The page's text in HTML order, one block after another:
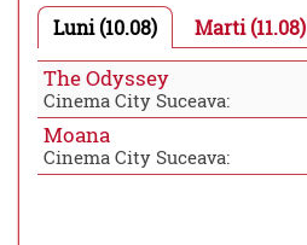
Luni (10.08) Marti (11.08)
The Odyssey
Cinema City Suceava:
Moana
Cinema City Suceava: